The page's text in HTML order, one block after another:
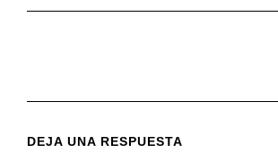
DEJA UNA RESPUESTA